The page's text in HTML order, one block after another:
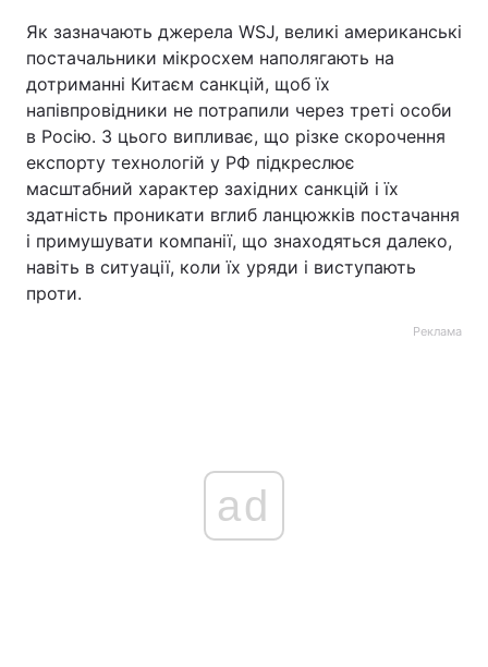
Як зазначають джерела WSJ, великі американські
постачальники мікросхем наполягають на
дотриманні Китаєм санкцій, щоб їх
напівпровідники не потрапили через треті особи
в Росію. З цього випливає, що різке скорочення
експорту технологій у РФ підкреслює
масштабний характер західних санкцій і їх
здатність проникати вглиб ланцюжків постачання
і примушувати компанії, що знаходяться далеко,
навіть в ситуації, коли їх уряди і виступають
проти.
Реклама
ad